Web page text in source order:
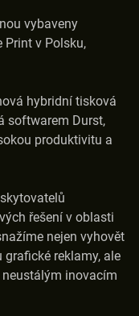
vybaveny
Print v Polsku,
hybridní tisková
softwarem Durst,
produktivitu a
řešení v oblasti
nejen vyhovět
reklamy, ale
inovacím